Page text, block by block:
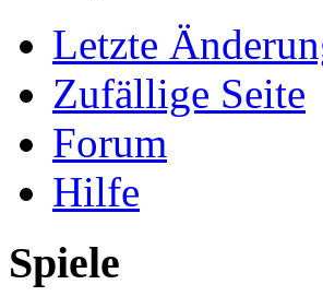
Letzte
Zufällige Seite
Forum
Hilfe
Spiele